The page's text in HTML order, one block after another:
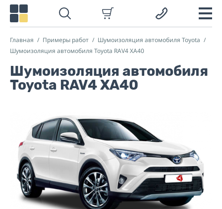
Главная Примеры работ
Шумоизоляция автомобиля Toyota
Шумоизоляция автомобиля Toyota RAV4 XA40
Шумоизоляция автомобиля
Toyota RAV4 XA40